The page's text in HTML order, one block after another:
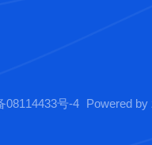
08114433号-4 Powered by